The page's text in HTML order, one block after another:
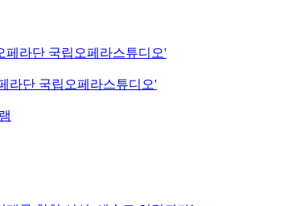
페라단 국립오페라스튜디오'
라단 국립오페라스튜디오'